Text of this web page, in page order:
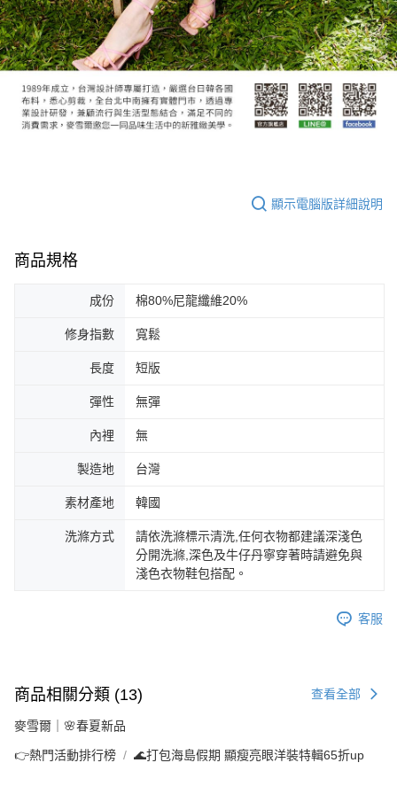
顯示電腦版詳細說明
商品規格
成份 棉80%尼龍纖維20%
修身指數 寬鬆
長度 短版
彈性 無彈
內裡 無
製造地 台灣
素材產地 韓國
洗滌方式
請依洗滌標示清洗,任何衣物都建議深淺色
分開洗滌,深色及牛仔丹寧穿著時請避免與
淺色衣物鞋包搭配。
客服
商品相關分類 (13) 查看全部
麥雪爾｜🌸春夏新品
👉熱門活動排行榜 🌊打包海島假期 顯瘦亮眼洋裝特輯65折up